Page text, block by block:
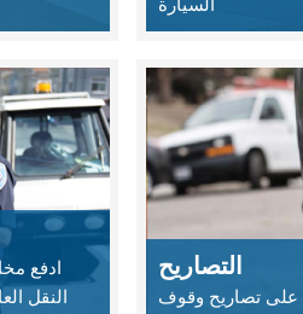
السيارة
التصاريح
على تصاريح وقوف
ادفع
النقل